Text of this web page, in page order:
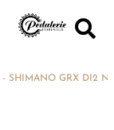
- SHIMANO GRX DI2